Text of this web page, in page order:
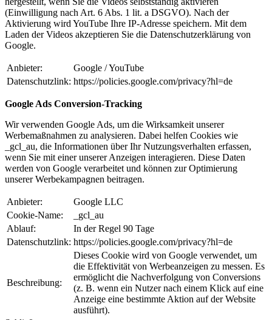
(Einwilligung nach Art. 6 Abs. 1 lit. a DSGVO). Nach der
Aktivierung wird YouTube Ihre IP-Adresse speichern. Mit dem
Laden der Videos akzeptieren Sie die Datenschutzerklärung von
Google.
Anbieter:
Google / YouTube
Datenschutzlink: https://policies.google.com/privacy?hl=de
Google Ads Conversion-Tracking
Wir verwenden Google Ads, um die Wirksamkeit unserer
Werbemaßnahmen zu analysieren. Dabei helfen Cookies wie
_gcl_au, die Informationen über Ihr Nutzungsverhalten erfassen,
wenn Sie mit einer unserer Anzeigen interagieren. Diese Daten
werden von Google verarbeitet und können zur Optimierung
unserer Werbekampagnen beitragen.
Anbieter:
Google LLC
Cookie-Name:
_gcl_au
Ablauf:
In der Regel 90 Tage
Datenschutzlink: https://policies.google.com/privacy?hl=de
Beschreibung:
Dieses Cookie wird von Google verwendet, um
die Effektivität von Werbeanzeigen zu messen. Es
ermöglicht die Nachverfolgung von Conversions
(z. B. wenn ein Nutzer nach einem Klick auf eine
Anzeige eine bestimmte Aktion auf der Website
ausführt).